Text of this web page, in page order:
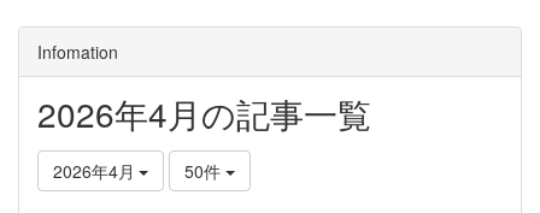
Infomation
2026年4月の記事一覧
2026年4月 50件